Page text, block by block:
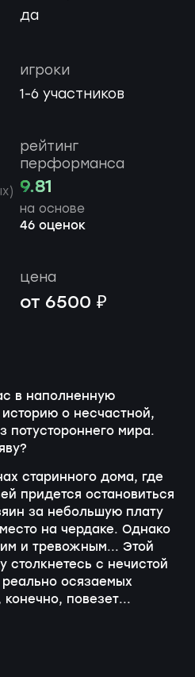
да
игроки
1-6 участников
рейтинг
перформанса
9.81
на основе
46 оценок
цена
от 6500 ₽
в наполненную
о несчастной,
потустороннего мира.
старинного дома, где
придется остановиться
за небольшую плату
на чердаке. Однако
и тревожным... Этой
с нечистой
осязаемых
повезет...